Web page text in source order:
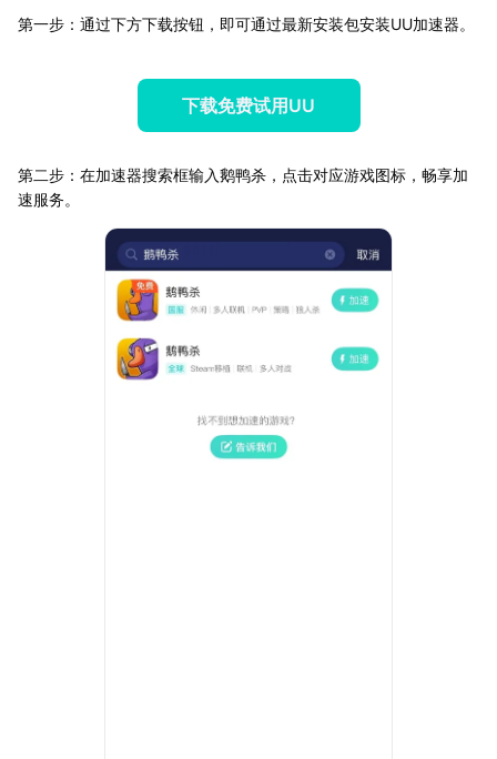
第一步：通过下方下载按钮，即可通过最新安装包安装UU加速器。
下载免费试用UU
第二步：在加速器搜索框输入鹅鸭杀，点击对应游戏图标，畅享加
速服务。